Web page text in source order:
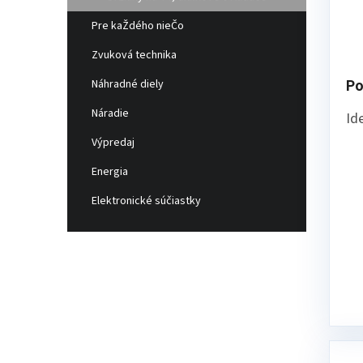
Pre kaŽdého nieČo
Zvuková technika
Náhradné diely
Náradie
Výpredaj
Energia
Elektronické súčiastky